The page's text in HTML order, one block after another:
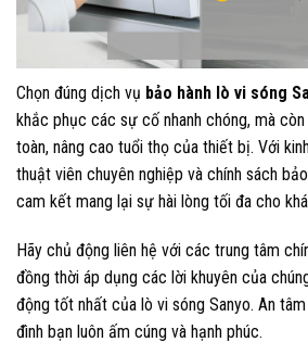
Chọn đúng dịch vụ bảo hành lò vi sóng
khắc phục các sự cố nhanh chóng, mà
toàn, nâng cao tuổi thọ của thiết bị. Với
thuật viên chuyên nghiệp và chính sách
cam kết mang lại sự hài lòng tối đa cho
Hãy chủ động liên hệ với các trung tâm
đồng thời áp dụng các lời khuyên của
động tốt nhất của lò vi sóng Sanyo. An
đình bạn luôn ấm cúng và hạnh phúc.